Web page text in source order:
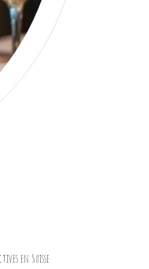
en Suisse